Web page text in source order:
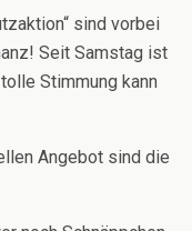
sind vorbei
Seit Samstag ist
Stimmung kann
Angebot sind die